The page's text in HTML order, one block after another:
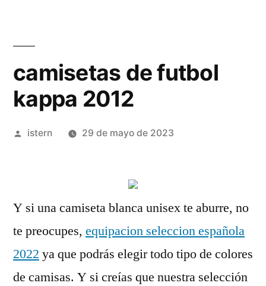
camisetas de futbol
kappa 2012
Publicado
istern 29 de mayo de 2023
Y si una camiseta blanca unisex te aburre, no
te preocupes, equipacion seleccion española
2022 ya que podrás elegir todo tipo de colores
de camisas. Y si creías que nuestra selección